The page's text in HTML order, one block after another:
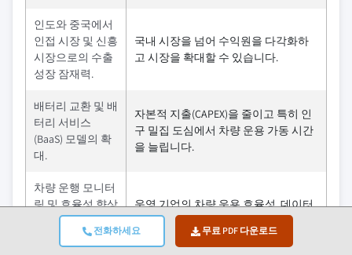
전화하세요 무료 PDF 다운로드
인도와 중국에서
인접 시장 및 신흥
시장으로의 수출
성장 잠재력.
국내 시장을 넘어 수익원을 다각화하
고 시장을 확대할 수 있습니다.
배터리 교환 및 배
터리 서비스
(BaaS) 모델의 확
대.
자본적 지출(CAPEX)을 줄이고 특히 인
구 밀집 도심에서 차량 운용 가동 시간
을 늘립니다.
차량 운행 모니터
링 및 효율성 향상
을 위한 텔레매틱
스와 사물인터넷
운영 기업의 차량 운용 효율성, 데이터
분석 및 예측 유지보수 역량을 강화합
니다.